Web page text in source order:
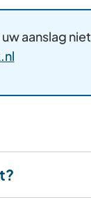
aanslag
(Verwijst
een